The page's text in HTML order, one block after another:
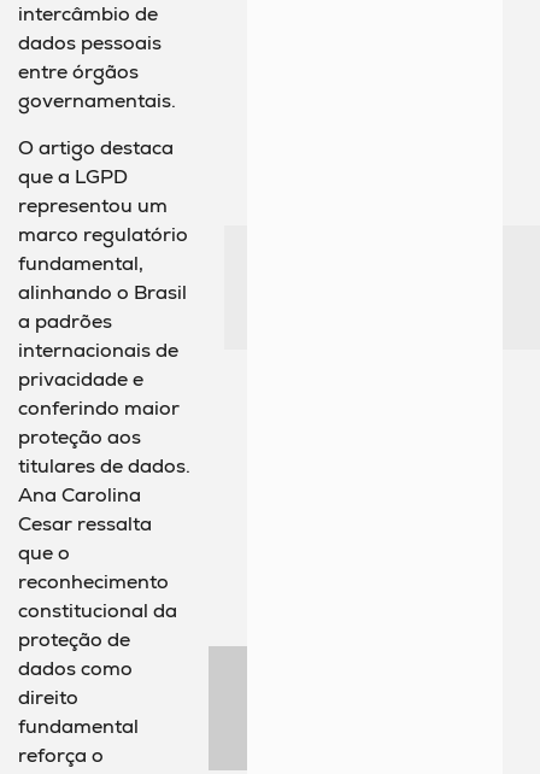
intercâmbio de
dados pessoais
entre órgãos
governamentais.
O artigo destaca
que a LGPD
representou um
marco regulatório
fundamental,
alinhando o Brasil
a padrões
internacionais de
privacidade e
conferindo maior
proteção aos
titulares de dados.
Ana Carolina
Cesar ressalta
que o
reconhecimento
constitucional da
proteção de
dados como
direito
fundamental
reforça o